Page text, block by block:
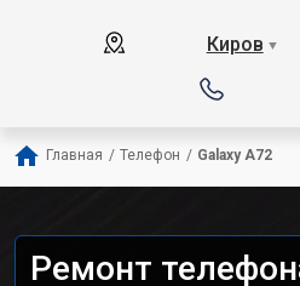
Киров ▼
Главная / Телефон / Galaxy A72
Ремонт